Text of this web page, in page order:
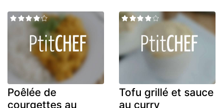
Poêlée de
courgettes au
Tofu grillé et sauce
au curry